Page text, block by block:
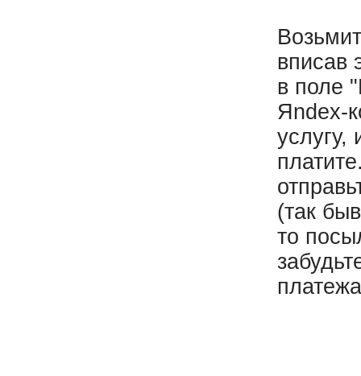
вписав
в поле
Яndex-
услугу,
(так
то